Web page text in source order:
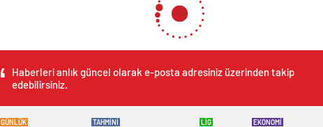
Haberleri anlık güncel olarak e-posta adresiniz üzerinden takip
edebilirsiniz.
GÜNLÜK TAHMİNİ LİG EKONOMİ